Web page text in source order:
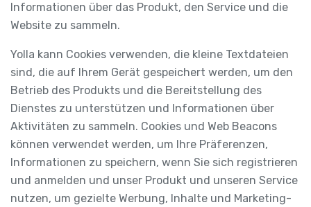
Informationen über das Produkt, den Service und die
Website zu sammeln.
Yolla kann Cookies verwenden, die kleine Textdateien
sind, die auf Ihrem Gerät gespeichert werden, um den
Betrieb des Produkts und die Bereitstellung des
Dienstes zu unterstützen und Informationen über
Aktivitäten zu sammeln. Cookies und Web Beacons
können verwendet werden, um Ihre Präferenzen,
Informationen zu speichern, wenn Sie sich registrieren
und anmelden und unser Produkt und unseren Service
nutzen, um gezielte Werbung, Inhalte und Marketing-